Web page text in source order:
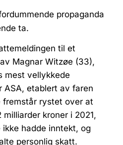
propaganda
ta.
til et
Magnar Witzøe (33),
mest vellykkede
ASA, etablert av faren
fremstår rystet over at
kroner i 2021,
hadde inntekt, og
personlig skatt.